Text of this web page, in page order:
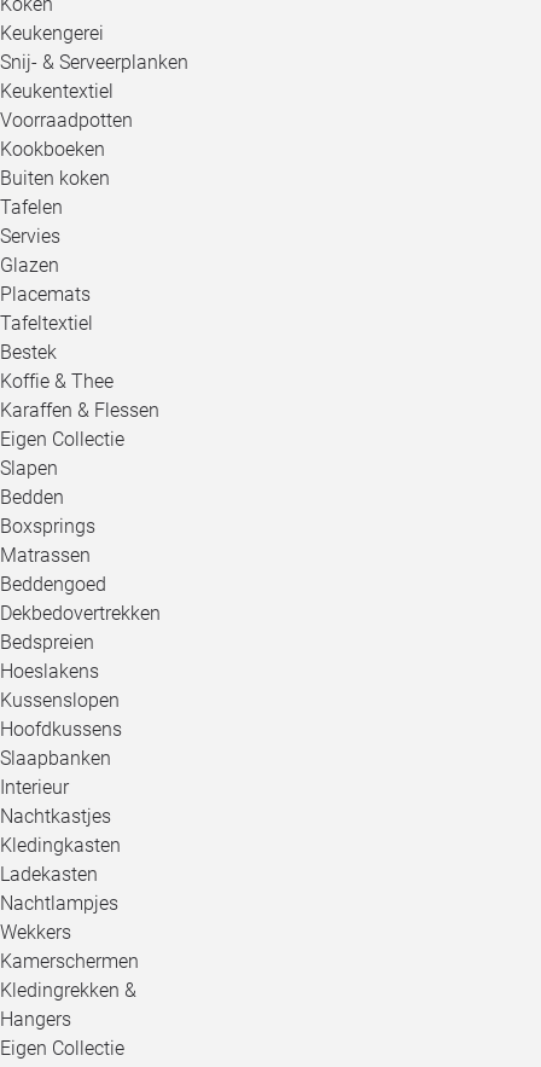
Keukengerei
Snij- & Serveerplanken
Keukentextiel
Voorraadpotten
Kookboeken
Buiten koken
Tafelen
Servies
Glazen
Placemats
Tafeltextiel
Bestek
Koffie & Thee
Karaffen & Flessen
Eigen Collectie
Slapen
Bedden
Boxsprings
Matrassen
Beddengoed
Dekbedovertrekken
Bedspreien
Hoeslakens
Kussenslopen
Hoofdkussens
Slaapbanken
Interieur
Nachtkastjes
Kledingkasten
Ladekasten
Nachtlampjes
Wekkers
Kamerschermen
Kledingrekken &
Hangers
Eigen Collectie